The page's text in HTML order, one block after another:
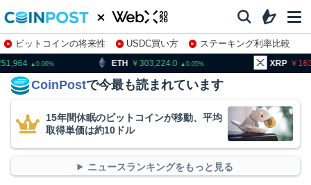
ビットコインの将来性 USDC買い方
ステーキング利率比較
株特集・関連銘柄
ETH 303,224.0 XRP 163.49
CoinPostで今最も読まれています
15年間休眠のビットコインが移動、平均
取得単価は約10ドル
ニュースランキングをもっと見る